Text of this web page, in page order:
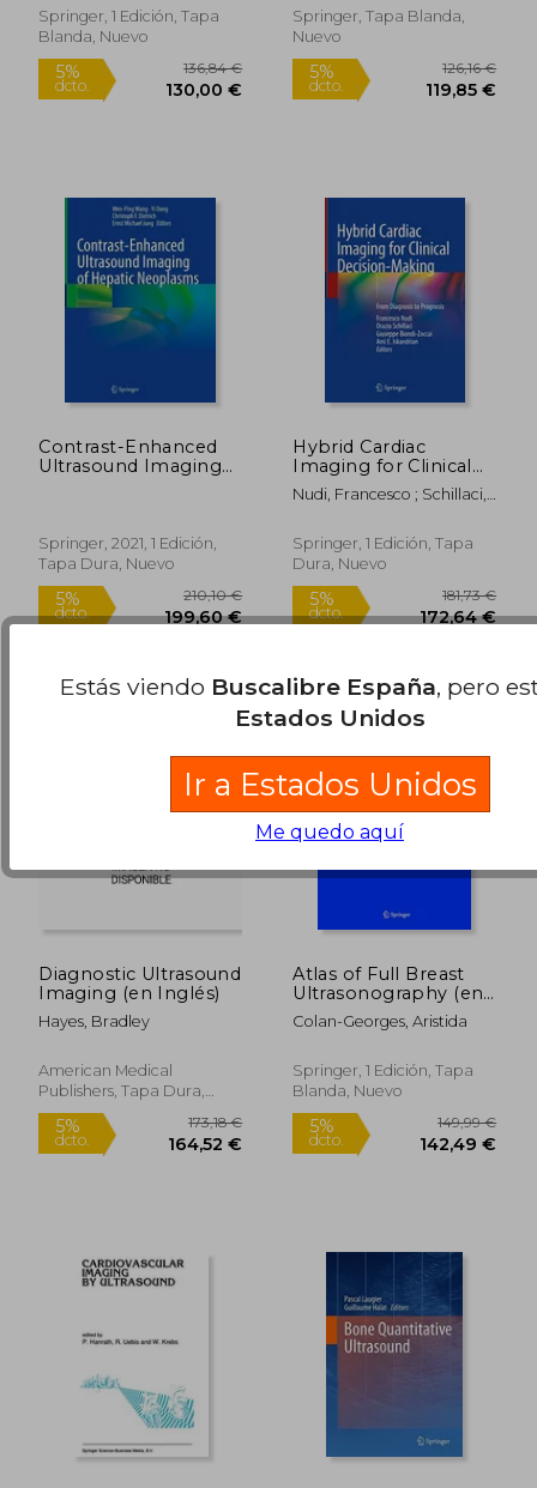
dcto. 95,22 € dcto.
5%
dcto. 140,15 €
5%
dcto. 83,84
Springer, 1 Edición, Tapa
Blanda, Nuevo
Springer, Tapa Blanda,
Nuevo
Contrast-Enhanced
Ultrasound Imaging
Springer, 2021, 1 Edición,
Tapa Dura, Nuevo
Hybrid Cardiac
Imaging for Clinical
Decision-Making:
From Diagnosis to
Nudi, Francesco ; Schillaci,
Giuseppe
Springer, 1 Edición, Tapa
Dura, Nuevo
Diagnostic Ultrasound
Imaging (en Inglés)
Hayes, Bradley
American Medical
Publishers, Tapa Dura,
Nuevo
Atlas of Full Breast
Ultrasonography (en
Inglés)
Colan-Georges, Aristida
Springer, 1 Edición, Tapa
Blanda, Nuevo
Estás viendo Buscalibre España, pero
Estados Unidos
Ir a Estados Unidos
Me quedo aquí